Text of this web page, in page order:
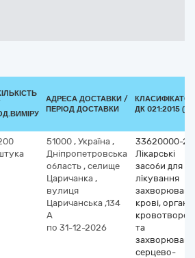
АДРЕСА ДОСТАВКИ /
ПЕРІОД ДОСТАВКИ
КЛАСИФІКАТОР
ДК 021:2015
51000 , Україна ,
Дніпропетровська
область , селище
Царичанка ,
вулиця
Царичанська ,134
А
по 31-12-2026
33620000-2
Лікарські
засоби для
лікування
захворювань
крові, органів
та
захворювань
серцево-